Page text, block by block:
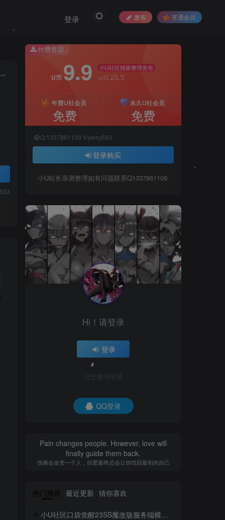
发布 开通会员
登录
结版一键端+GM游戏后台+安卓苹果端
付费资源
U币 9.9 小U社区独家整理发布
U币 29.9
年费U社会员
免费
永久U社会员
免费
Q:1337861109 V:ywsy663
登录购买
小U站长亲测整理如有问题联系Q1337861109
Hi！请登录
登录
社交账号登录
QQ登录
In the face of difficulties, be brave,
persistent and tirelessly to overcome it.
面对困难的时候，要勇敢、执着、不畏艰辛地去战胜它
热门推荐 最近更新 猜你喜欢
小U社区口袋觉醒23SS魔改版服务端横版卡牌手游+Linux手工服务端+GM授权后台+搭建视频